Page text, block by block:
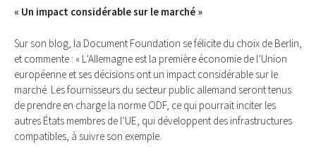
« Un impact considérable sur le marché »
Sur son blog, la Document Foundation se félicite du choix de Berlin,
et commente : « L’Allemagne est la première économie de l’Union
européenne et ses décisions ont un impact considérable sur le
marché. Les fournisseurs du secteur public allemand seront tenus
de prendre en charge la norme ODF, ce qui pourrait inciter les
autres États membres de l’UE, qui développent des infrastructures
compatibles, à suivre son exemple.